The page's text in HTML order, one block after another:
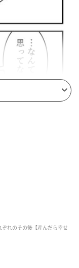
れのその後【産んだら幸せ